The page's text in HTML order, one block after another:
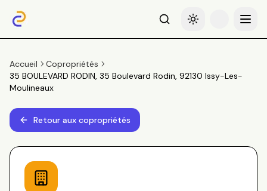
RechercheBasculer le thème
Menu
Accueil
Copropriétés
35 BOULEVARD RODIN, 35 Boulevard Rodin, 92130 Issy-Les-
Moulineaux
Retour aux copropriétés